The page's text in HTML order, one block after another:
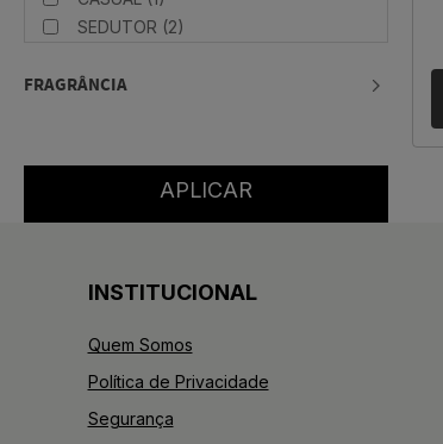
SEDUTOR (2)
FRAGRÂNCIA
INSTITUCIONAL
Quem Somos
Política de Privacidade
Segurança